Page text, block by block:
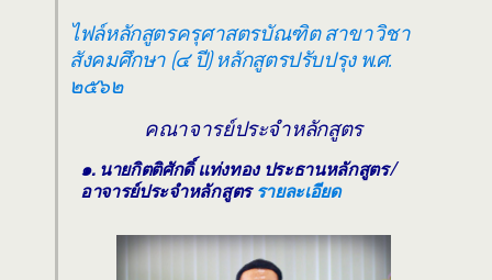
ไฟล์หลักสูตรครุศาสตรบัณฑิต สาขาวิชา
สังคมศึกษา (๔ ปี) หลักสูตรปรับปรุง พ.ศ.
๒๕๖๒
คณาจารย์ประจำหลักสูตร
๑. นายกิตติศักดิ์ แท่งทอง ประธานหลักสูตร/
อาจารย์ประจำหลักสูตรรายละเอียด